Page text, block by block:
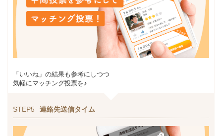
「いいね」の結果も参考にしつつ
気軽にマッチング投票を♪
STEP5 連絡先送信タイム